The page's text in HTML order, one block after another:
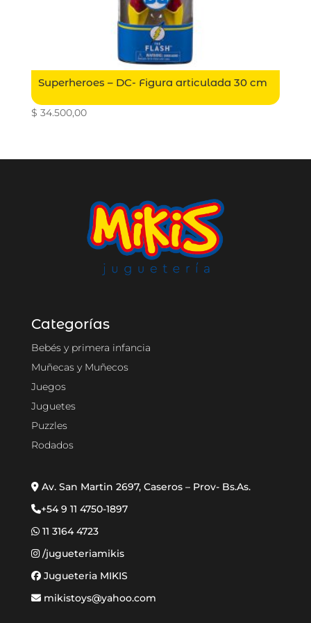
Superheroes – DC- Figura articulada 30 cm
$ 34.500,00
Categorías
Bebés y primera infancia
Muñecas y Muñecos
Juegos
Juguetes
Puzzles
Rodados
Av. San Martin 2697, Caseros – Prov- Bs.As.
+54 9 11 4750-1897
11 3164 4723
/jugueteriamikis
Jugueteria MIKIS
mikistoys@yahoo.com